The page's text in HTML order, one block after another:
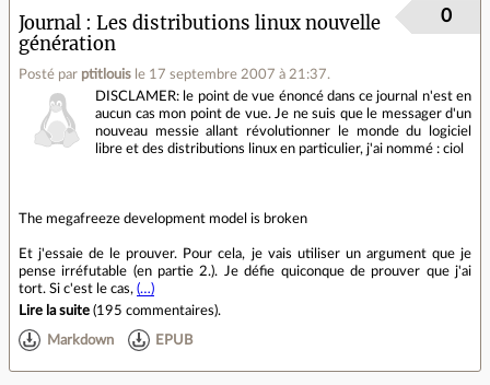
Journal
Les distributions linux nouvelle
génération
Posté par ptitlouis le 17 septembre 2007 à 21:37.
0
DISCLAMER: le point de vue énoncé dans ce journal n'est en
aucun cas mon point de vue. Je ne suis que le messager d'un
nouveau messie allant révolutionner le monde du logiciel
libre et des distributions linux en particulier, j'ai nommé : ciol
The megafreeze development model is broken
Et j'essaie de le prouver. Pour cela, je vais utiliser un argument que je
pense irréfutable (en partie 2.). Je défie quiconque de prouver que j'ai
tort. Si c'est le cas, (…)
Lire la suite (195 commentaires).
Markdown EPUB